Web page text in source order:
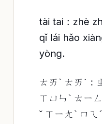
tài tai：zhè
qǐ lái hǎo
yòng.
ㄊㄞˋ ㄊㄞ˙：
ㄒㄩㄣˋ ㄊㄧ
ˇ ㄒㄧㄤˋ ㄇㄟ